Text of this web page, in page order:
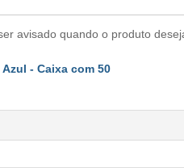
avisado quando o produto
- Caixa com 50